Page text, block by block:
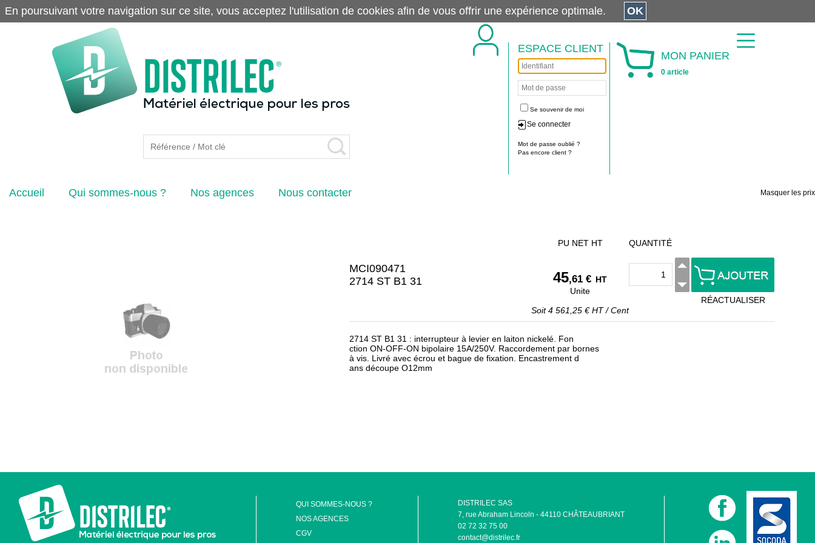
ESPACE CLIENT
Se souvenir de moi
Se connecter
Mot de passe oublié ?
Pas encore client ?
MON PANIER
0 article
Accueil Qui sommes-nous ? Nos agences Nous contacter Masquer les prix
MCI090471
2714 ST B1 31
PU NET HT
45,61 € HT
Unite
Soit4 561,25 € HT/Cent
QUANTITÉ
RÉACTUALISER
2714 ST B1 31 : interrupteur à levier en laiton nickelé. Fon
ction ON-OFF-ON bipolaire 15A/250V. Raccordement par bornes
à vis. Livré avec écrou et bague de fixation. Encastrement d
ans découpe O12mm
QUI SOMMES-NOUS ?
NOS AGENCES
CGV
DISTRILEC SAS
7, rue Abraham Lincoln - 44110 CHÂTEAUBRIANT
02 72 32 75 00
contact@distrilec.fr
En poursuivant votre navigation sur ce site, vous acceptez l'utilisation de cookies afin de vous offrir une expérience optimale. OK